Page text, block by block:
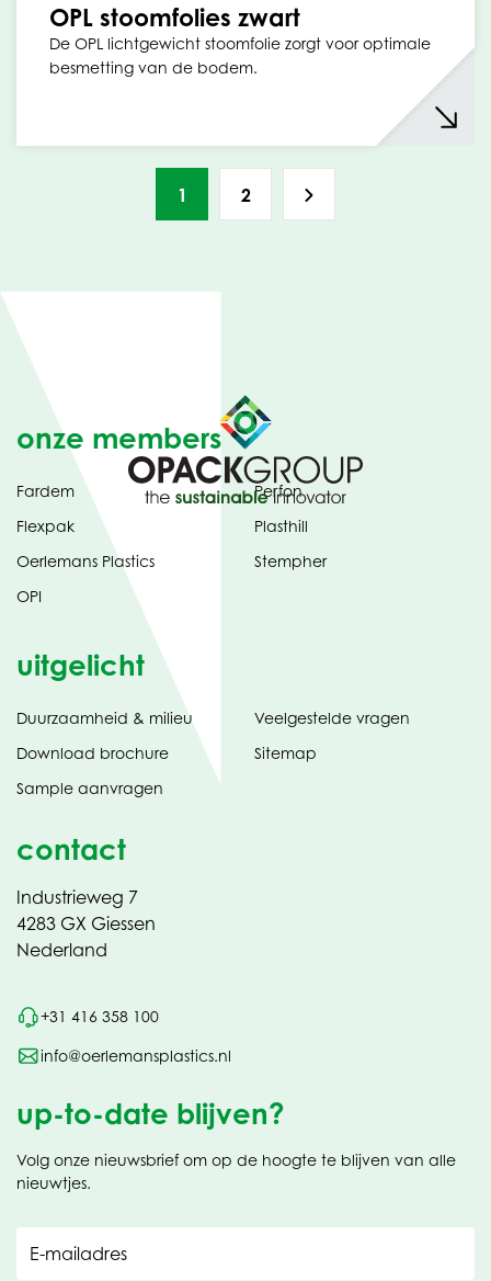
OPL stoomfolies zwart
De OPL lichtgewicht stoomfolie zorgt voor optimale
besmetting van de bodem.
1 2
onze members
Fardem
Flexpak
Oerlemans Plastics
OPI
Perfon
Plasthill
Stempher
uitgelicht
Duurzaamheid & milieu
Download brochure(opent
tabblad)
Sample aanvragen
Veelgestelde vragen
Sitemap
contact
Industrieweg 7
4283 GX Giessen
Nederland
+31 416 358 100
info@oerlemansplastics.nl
up-to-date blijven?
Volg onze nieuwsbrief om op de hoogte te blijven van alle
nieuwtjes.
E-mailadres